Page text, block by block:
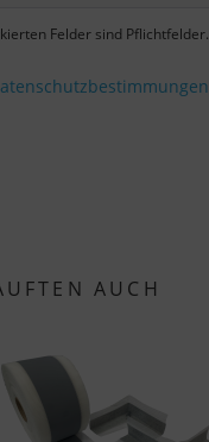
Felder sind Pflichtfelder.
AUCH